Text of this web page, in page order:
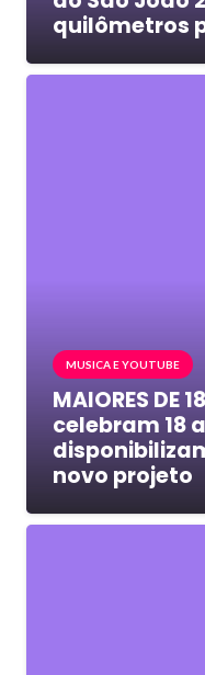
quilômetros
MUSICA E YOUTUBE
MAIORES DE
celebram 18
novo projeto